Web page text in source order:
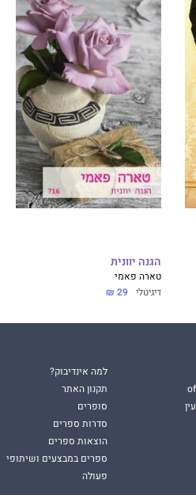
הגנה יוונית
טארה פאמי
דיגיטלי 29 ₪
למה אינדיבוק?
תקנון האתר
סופרים
סדרות ספרים
הוצאות ספרים
ספרים במבצעים ושיתופי
פעולה